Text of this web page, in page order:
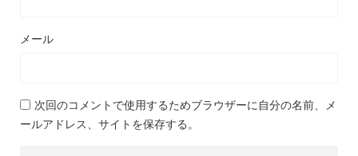
メール
次回のコメントで使用するためブラウザーに自分の名前、メ
ールアドレス、サイトを保存する。